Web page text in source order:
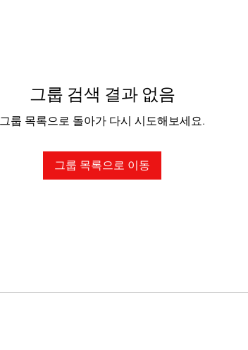
그룹 검색 결과 없음
그룹 목록으로 돌아가 다시 시도해보세요.
그룹 목록으로 이동